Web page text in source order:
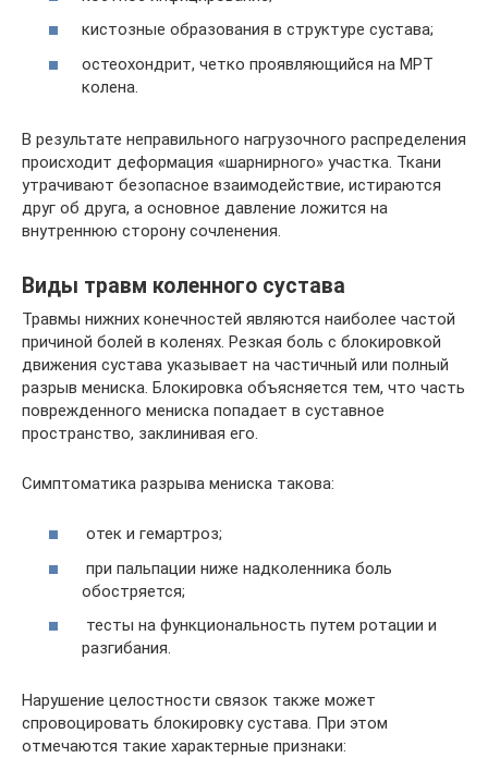
кистозные образования в структуре сустава;
остеохондрит, четко проявляющийся на МРТ
колена.
В результате неправильного нагрузочного распределения
происходит деформация «шарнирного» участка. Ткани
утрачивают безопасное взаимодействие, истираются
друг об друга, а основное давление ложится на
внутреннюю сторону сочленения.
Виды травм коленного сустава
Травмы нижних конечностей являются наиболее частой
причиной болей в коленях. Резкая боль с блокировкой
движения сустава указывает на частичный или полный
разрыв мениска. Блокировка объясняется тем, что часть
поврежденного мениска попадает в суставное
пространство, заклинивая его.
Симптоматика разрыва мениска такова:
отек и гемартроз;
при пальпации ниже надколенника боль
обостряется;
тесты на функциональность путем ротации и
разгибания.
Нарушение целостности связок также может
спровоцировать блокировку сустава. При этом
отмечаются такие характерные признаки: